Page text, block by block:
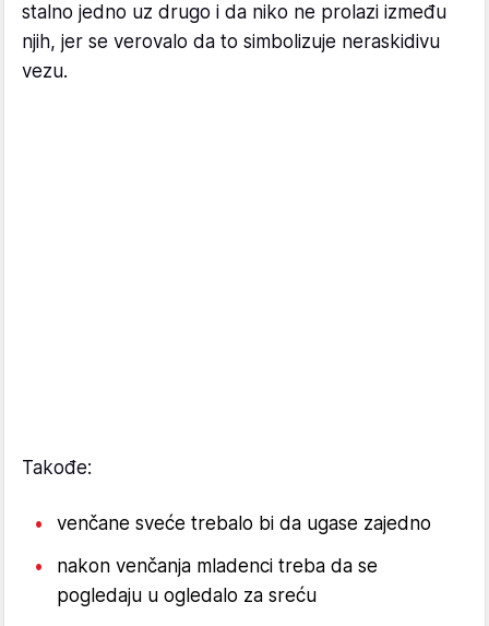
stalno jedno uz drugo i da niko ne prolazi između
njih, jer se verovalo da to simbolizuje neraskidivu
vezu.
Takođe:
venčane sveće trebalo bi da ugase zajedno
nakon venčanja mladenci treba da se
pogledaju u ogledalo za sreću